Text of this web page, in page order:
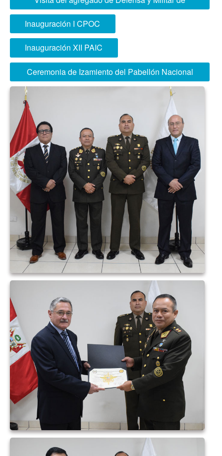
Brasil
Inauguración I CPOC
Inauguración XII PAIC
Ceremonia de Izamiento del Pabellón Nacional